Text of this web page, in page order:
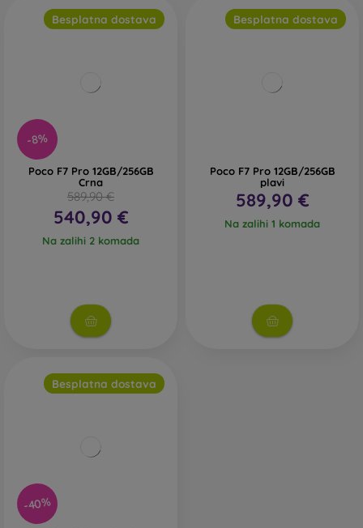
-8%
Besplatna dostava
Poco F7 Pro 12GB/256GB
Crna
589,90 €
540,90 €
Na zalihi 2 komada
Besplatna dostava
Poco F7 Pro 12GB/256GB
plavi
589,90 €
Na zalihi 1 komada
-40%
Besplatna dostava